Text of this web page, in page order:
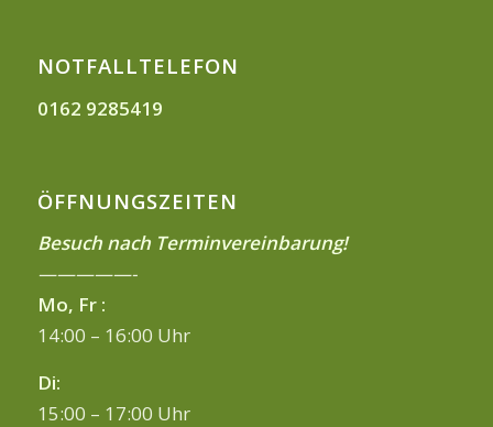
NOTFALLTELEFON
0162 9285419
ÖFFNUNGSZEITEN
Besuch nach Terminvereinbarung!
—————-
Mo, Fr :
14:00 – 16:00 Uhr
Di:
15:00 – 17:00 Uhr